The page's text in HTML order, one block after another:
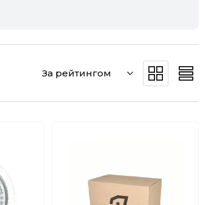
WALL HAVAL
SMART SSANGYONG
За рейтингом